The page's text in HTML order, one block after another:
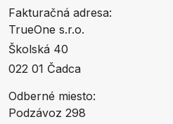
Fakturačná adresa:
TrueOne s.r.o.
Školská 40
022 01 Čadca
Odberné miesto:
Podzávoz 298